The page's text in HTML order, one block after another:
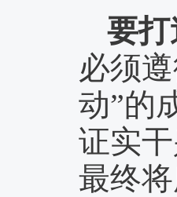
要
必须
动”的
证实
最终